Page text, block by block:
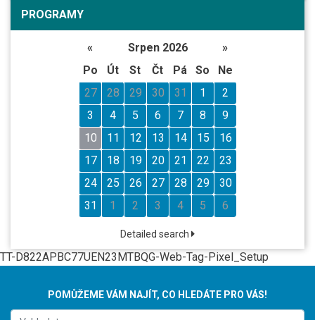
PROGRAMY
« Srpen 2026
»
Po
Út St Čt Pá So
Ne
27
28 29 30 31 1
2
3
4 5 6 7 8
9
10
11 12 13 14 15
16
17
18 19 20 21 22
23
24
25 26 27 28 29
30
31
1 2 3 4 5 6
Detailed search
TT-D822APBC77UEN23MTBQG-Web-Tag-Pixel_Setup
POMŮŽEME VÁM NAJÍT, CO HLEDÁTE PRO VÁS!